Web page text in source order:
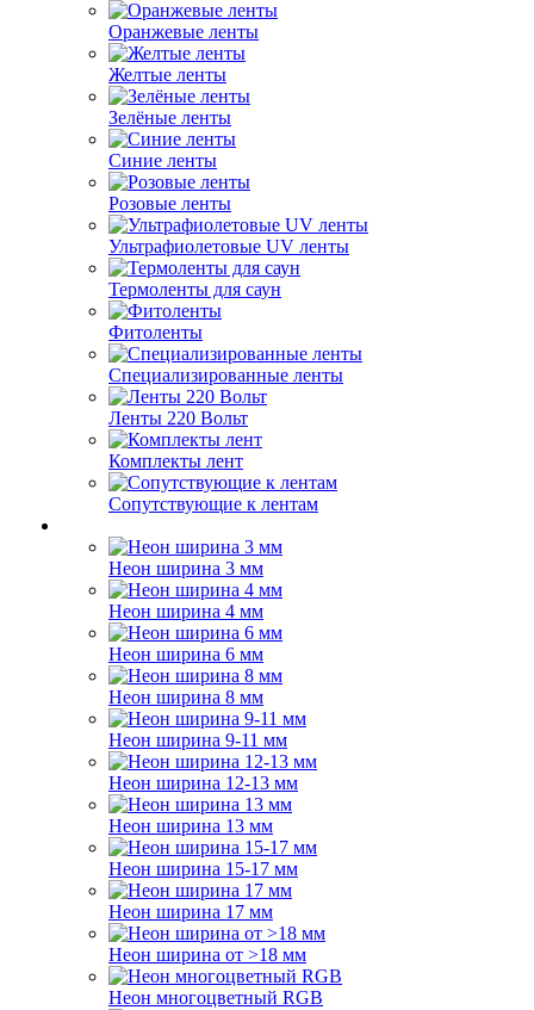
Оранжевые ленты
Желтые ленты
Зелёные ленты
Синие ленты
Розовые ленты
Ультрафиолетовые UV ленты
Термоленты для саун
Фитоленты
Специализированные ленты
Ленты 220 Вольт
Комплекты лент
Сопутствующие к лентам
Неон ширина 3 мм
Неон ширина 4 мм
Неон ширина 6 мм
Неон ширина 8 мм
Неон ширина 9-11 мм
Неон ширина 12-13 мм
Неон ширина 13 мм
Неон ширина 15-17 мм
Неон ширина 17 мм
Неон ширина от >18 мм
Неон многоцветный RGB